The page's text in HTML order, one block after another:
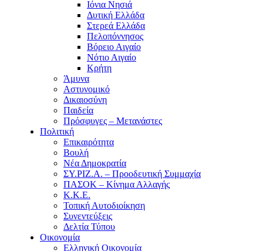
Ιόνια Νησιά
Δυτική Ελλάδα
Στερεά Ελλάδα
Πελοπόννησος
Βόρειο Αιγαίο
Νότιο Αιγαίο
Κρήτη
Άμυνα
Αστυνομικό
Δικαιοσύνη
Παιδεία
Πρόσφυγες – Μετανάστες
Πολιτική
Επικαιρότητα
Βουλή
Νέα Δημοκρατία
ΣΥ.ΡΙΖ.Α. – Προοδευτική Συμμαχία
ΠΑΣΟΚ – Κίνημα Αλλαγής
Κ.Κ.Ε.
Τοπική Αυτοδιοίκηση
Συνεντεύξεις
Δελτία Τύπου
Οικονομία
Ελληνική Οικονομία